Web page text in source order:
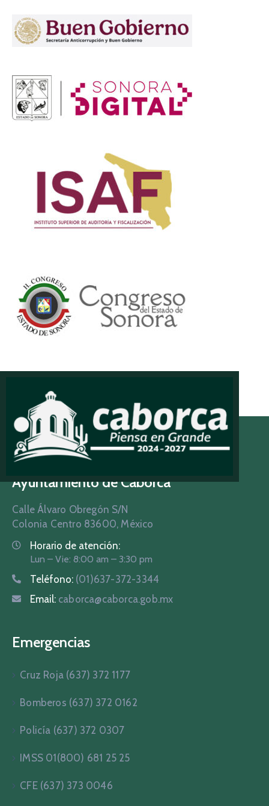
Ayuntamiento de Caborca
Calle Álvaro Obregón S/N
Colonia Centro 83600, México
Horario de atención:
Lun – Vie: 8:00 am – 3:30 pm
Teléfono: (01)637-372-3344
Email: caborca@caborca.gob.mx
Emergencias
Cruz Roja (637) 372 1177
Bomberos (637) 372 0162
Policía (637) 372 0307
IMSS 01(800) 681 25 25
CFE (637) 373 0046